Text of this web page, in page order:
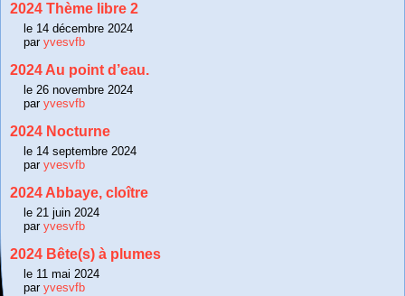
2024 Thème libre 2
le 14 décembre 2024
par yvesvfb
2024 Au point d’eau.
le 26 novembre 2024
par yvesvfb
2024 Nocturne
le 14 septembre 2024
par yvesvfb
2024 Abbaye, cloître
le 21 juin 2024
par yvesvfb
2024 Bête(s) à plumes
le 11 mai 2024
par yvesvfb